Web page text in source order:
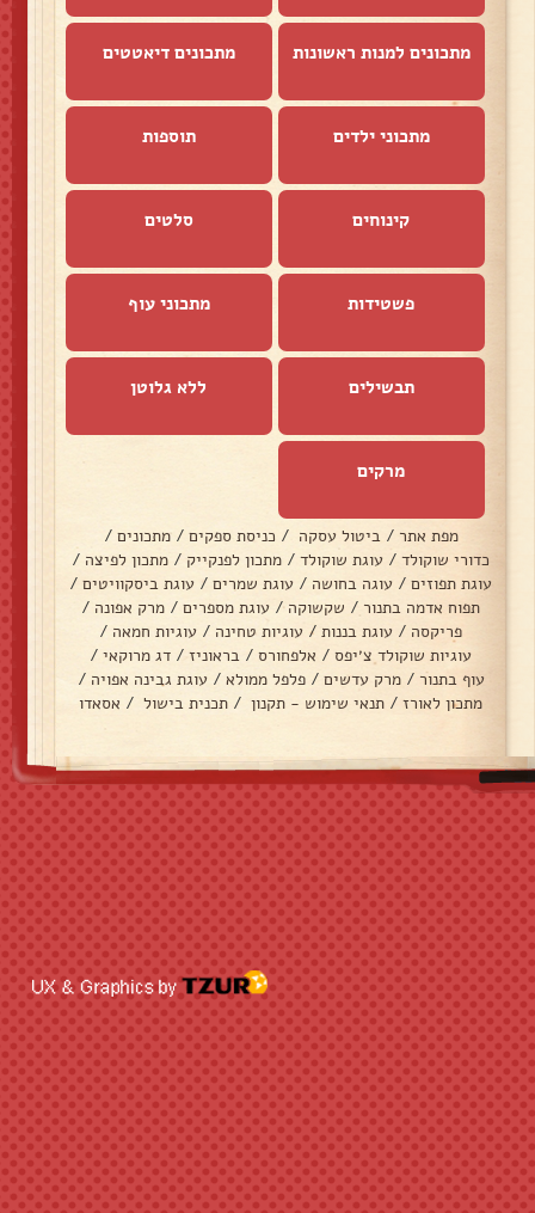
מתכונים למנות ראשונות מתכונים דיאטטים
מתכוני ילדים תוספות
קינוחים סלטים
פשטידות מתכוני עוף
תבשילים ללא גלוטן
מרקים
מפת אתר / ביטול עסקה / כניסת ספקים / מתכונים /
כדורי שוקולד / עוגת שוקולד / מתכון לפנקייק / מתכון לפיצה /
עוגת תפוזים / עוגה בחושה / עוגת שמרים / עוגת ביסקוויטים /
תפוח אדמה בתנור / שקשוקה / עוגת מספרים / מרק אפונה /
פריקסה / עוגת בננות / עוגיות טחינה / עוגיות חמאה /
עוגיות שוקולד צ׳יפס / אלפחורס / בראוניז / דג מרוקאי /
עוף בתנור / מרק עדשים / פלפל ממולא / עוגת גבינה אפויה /
מתכון לאורז / תנאי שימוש - תקנון / תכנית בישול / אסאדו